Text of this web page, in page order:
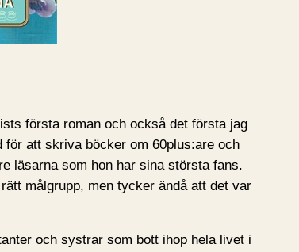
första roman och också det första jag
att skriva böcker om 60plus:are och
läsarna som hon har sina största fans.
målgrupp, men tycker ändå att det var
och systrar som bott ihop hela livet i